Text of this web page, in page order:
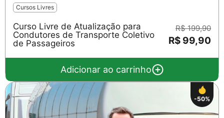
Cursos Livres
Curso Livre de Atualização para
Condutores de Transporte Coletivo
de Passageiros
R$ 199,90
R$ 99,90
Adicionar ao carrinho
-50%